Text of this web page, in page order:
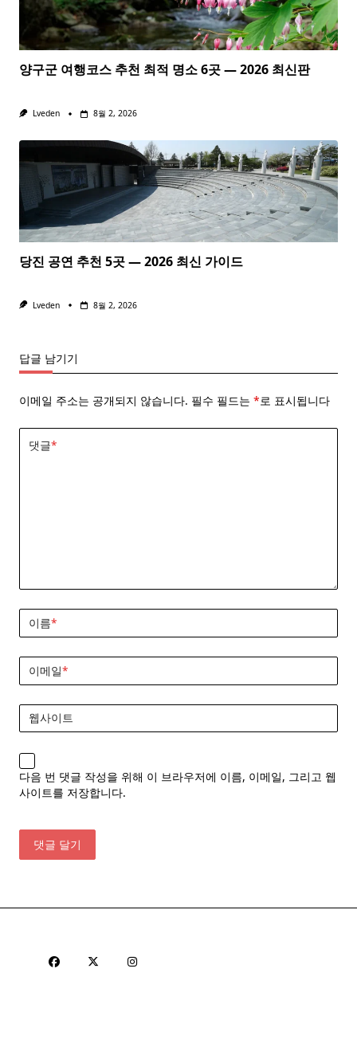
양구군 여행코스 추천 최적 명소 6곳 — 2026 최신판
Lveden 8월 2, 2026
당진 공연 추천 5곳 — 2026 최신 가이드
Lveden 8월 2, 2026
답글 남기기
이메일 주소는 공개되지 않습니다. 필수 필드는 *로 표시됩니다
댓글*
이름*
이메일*
웹사이트
다음 번 댓글 작성을 위해 이 브라우저에 이름, 이메일, 그리고 웹
사이트를 저장합니다.